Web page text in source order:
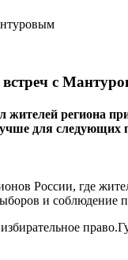
встреч с
региона
для
России, где
и соблюдение